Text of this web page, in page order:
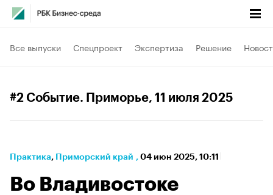
Все выпуски Спецпроект Экспертиза Решение
#2 Событие. Приморье, 11 июля 2025
Практика⁠, Приморский край , 04 июн 2025, 10:11
Во Владивостоке